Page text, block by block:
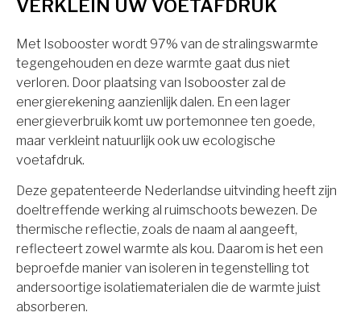
VERKLEIN UW VOETAFDRUK
Met Isobooster wordt 97% van de stralingswarmte
tegengehouden en deze warmte gaat dus niet
verloren. Door plaatsing van Isobooster zal de
energierekening aanzienlijk dalen. En een lager
energieverbruik komt uw portemonnee ten goede,
maar verkleint natuurlijk ook uw ecologische
voetafdruk.
Deze gepatenteerde Nederlandse uitvinding heeft zijn
doeltreffende werking al ruimschoots bewezen. De
thermische reflectie, zoals de naam al aangeeft,
reflecteert zowel warmte als kou. Daarom is het een
beproefde manier van isoleren in tegenstelling tot
andersoortige isolatiematerialen die de warmte juist
absorberen.